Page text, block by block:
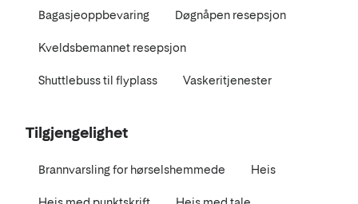
Bagasjeoppbevaring Døgnåpen resepsjon
Kveldsbemannet resepsjon
Shuttlebuss til flyplass Vaskeritjenester
Tilgjengelighet
Brannvarsling for hørselshemmede Heis